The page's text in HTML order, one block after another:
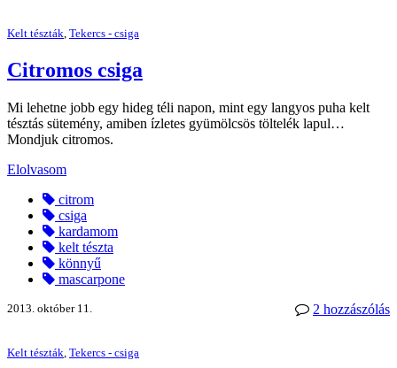
Kelt tészták, Tekercs - csiga
Citromos csiga
Mi lehetne jobb egy hideg téli napon, mint egy langyos puha kelt
tésztás sütemény, amiben ízletes gyümölcsös töltelék lapul…
Mondjuk citromos.
Elolvasom
citrom
csiga
kardamom
kelt tészta
könnyű
mascarpone
2 hozzászólás
2013. október 11.
Kelt tészták Tekercs - csiga